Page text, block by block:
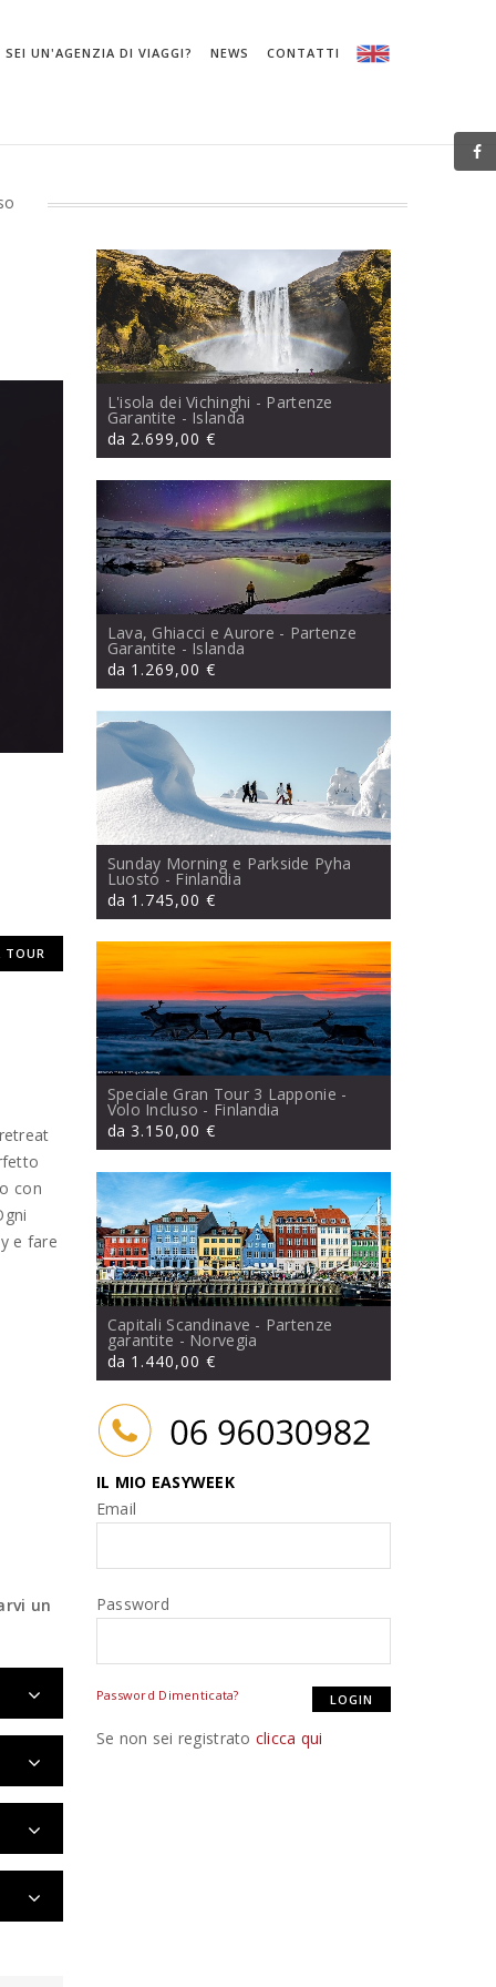
SEI UN'AGENZIA DI VIAGGI? NEWS CONTATTI
TOUR
con
e fare
un
L'isola dei Vichinghi - Partenze
Garantite - Islanda
da 2.699,00 €
Lava, Ghiacci e Aurore - Partenze
Garantite - Islanda
da 1.269,00 €
Sunday Morning e Parkside Pyha
Luosto - Finlandia
da 1.745,00 €
Speciale Gran Tour 3 Lapponie -
Volo Incluso - Finlandia
da 3.150,00 €
Capitali Scandinave - Partenze
garantite - Norvegia
da 1.440,00 €
IL MIO EASYWEEK
Email
Password
Password Dimenticata?
Se non sei registrato clicca qui